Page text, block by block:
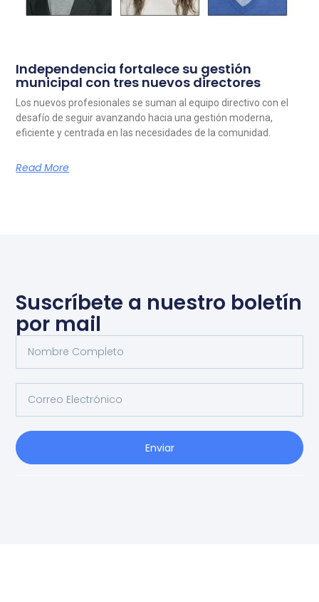
Independencia fortalece su gestión
municipal con tres nuevos directores
Los nuevos profesionales se suman al equipo directivo con el
desafío de seguir avanzando hacia una gestión moderna,
eficiente y centrada en las necesidades de la comunidad.
Read More
Suscríbete a nuestro boletín
por mail
Enviar